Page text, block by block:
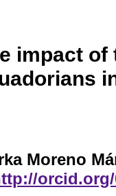
impact
Moreno
orcid.org/